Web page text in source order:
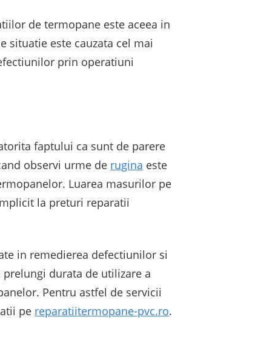
de termopane este aceea in
situatie este cauzata cel mai
prin operatiuni
faptului ca sunt de parere
observi urme de rugina este
Luarea masurilor pe
la preturi reparatii
in remedierea defectiunilor si
durata de utilizare a
Pentru astfel de servicii
pe reparatiitermopane-pvc.ro.